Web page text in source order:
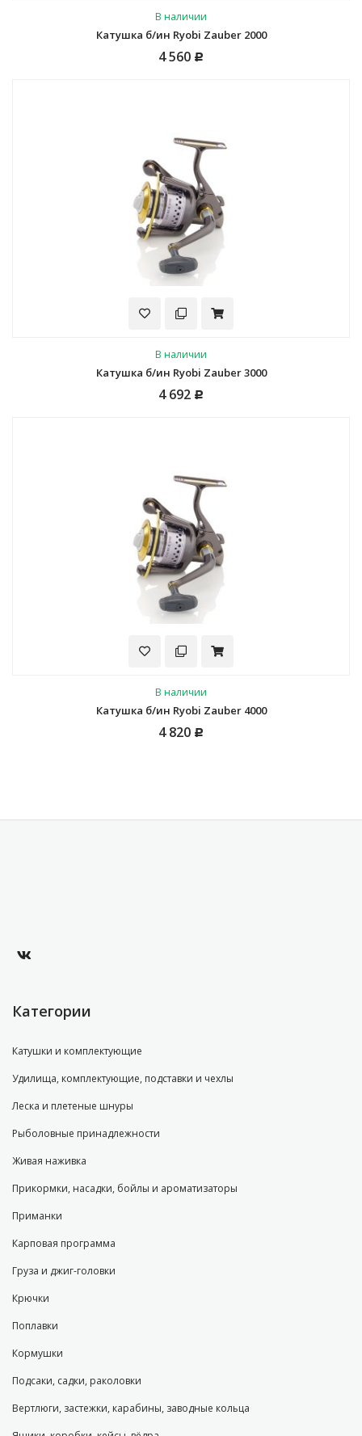
В наличии
Катушка б/ин Ryobi Zauber 2000
4 560 Р
В наличии
Катушка б/ин Ryobi Zauber 3000
4 692 Р
В наличии
Катушка б/ин Ryobi Zauber 4000
4 820 Р
Категории
Катушки и комплектующие
Удилища, комплектующие, подставки и чехлы
Леска и плетеные шнуры
Рыболовные принадлежности
Живая наживка
Прикормки, насадки, бойлы и ароматизаторы
Приманки
Карповая программа
Груза и джиг-головки
Крючки
Поплавки
Кормушки
Подсаки, садки, раколовки
Вертлюги, застежки, карабины, заводные кольца